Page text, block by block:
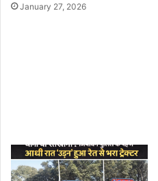
January 27, 2026